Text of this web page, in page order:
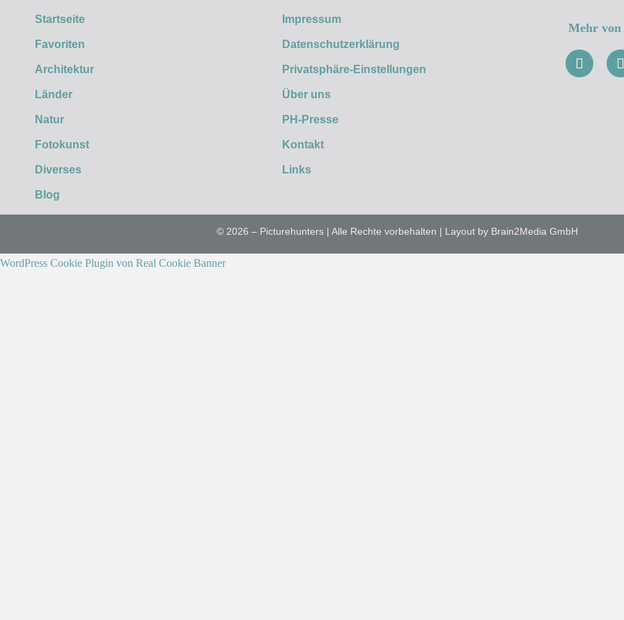
Startseite
Favoriten
Architektur
Länder
Natur
Fotokunst
Diverses
Blog
Impressum
Datenschutzerklärung
Privatsphäre-Einstellungen
Über uns
PH-Presse
Kontakt
Links
Mehr von
© 2026 – Picturehunters | Alle Rechte vorbehalten | Layout by Brain2Media GmbH
WordPress Cookie Plugin von Real Cookie Banner